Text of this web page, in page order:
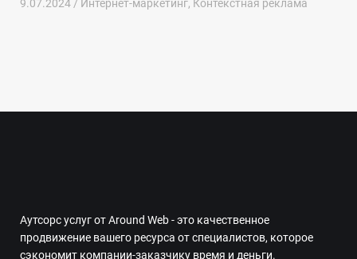
9.07.2024 / Интернет-маркетинг, Контекстная реклама
Аутсорс услуг от Around Web - это качественное
продвижение вашего ресурса от специалистов, которое
сэкономит компании-заказчику время и деньги.